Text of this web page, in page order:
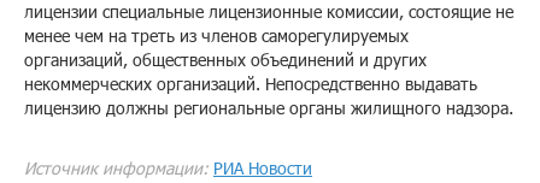
лицензии специальные лицензионные комиссии, состоящие не
менее чем на треть из членов саморегулируемых
организаций, общественных объединений и других
некоммерческих организаций. Непосредственно выдавать
лицензию должны региональные органы жилищного надзора.
Источник информации: РИА Новости